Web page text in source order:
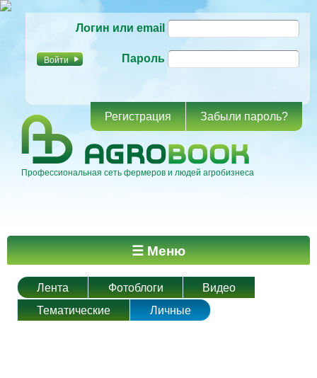
основному
Логин или email
Пароль
Регистрация Забыли пароль?
Профессиональная сеть фермеров и людей агробизнеса
Главное меню ☰ Меню
Лента Фотоблоги
Видео
Тематические
Личные